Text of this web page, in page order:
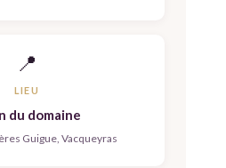
📍
LIEU
du domaine
Guigue, Vacqueyras